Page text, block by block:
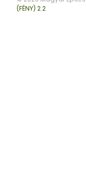
(FÉNY) 2.2